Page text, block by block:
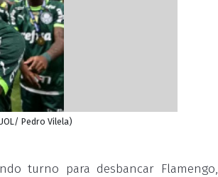
Pedro Vilela)
turno para desbancar Flamengo,